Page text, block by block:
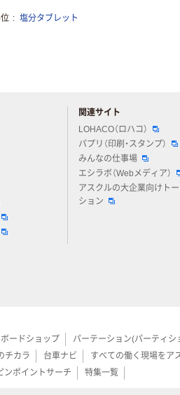
塩分タブレット
関連サイト
LOHACO（ロハコ）
パプリ（印刷・スタンプ）
みんなの仕事場
エシラボ（Webメディア）
アスクルの大企業向けト
ション
ードショップ パーテーション(パーティシ
チカラ 台車ナビ すべての働く現場をア
ンポイントサーチ 特集一覧